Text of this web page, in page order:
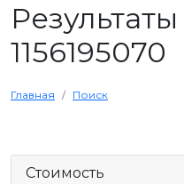
1156195070
Главная Поиск
Стоимость